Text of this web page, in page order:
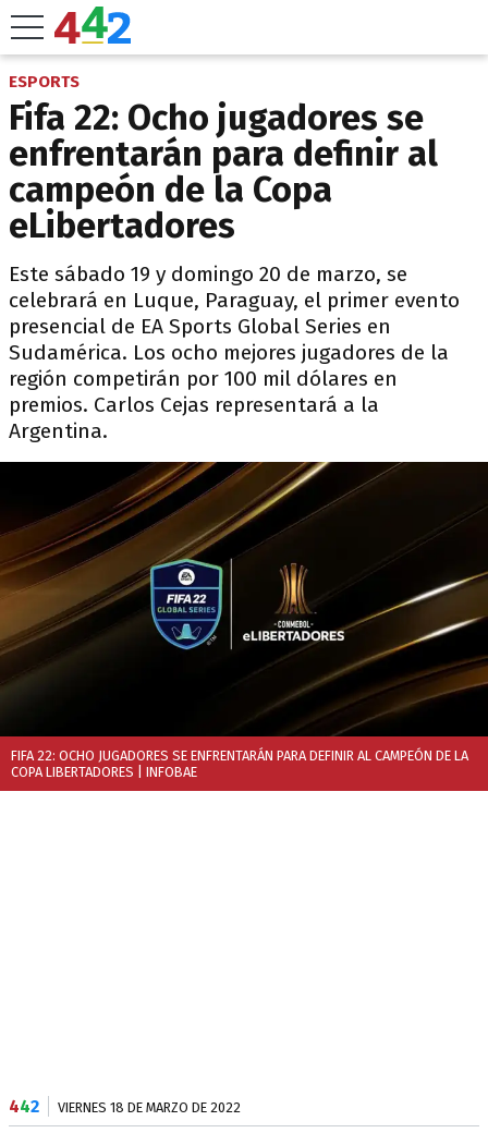
ESPORTS
Fifa 22: Ocho jugadores se
enfrentarán para definir al
campeón de la Copa
eLibertadores
Este sábado 19 y domingo 20 de marzo, se
celebrará en Luque, Paraguay, el primer evento
presencial de EA Sports Global Series en
Sudamérica. Los ocho mejores jugadores de la
región competirán por 100 mil dólares en
premios. Carlos Cejas representará a la
Argentina.
FIFA 22: OCHO JUGADORES SE ENFRENTARÁN PARA DEFINIR AL CAMPEÓN DE LA
COPA LIBERTADORES | INFOBAE
442 VIERNES 18 DE MARZO DE 2022